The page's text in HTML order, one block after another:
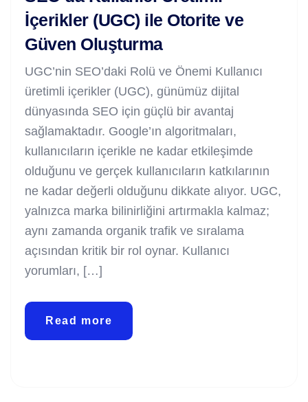
İçerikler (UGC) ile Otorite ve
Güven Oluşturma
UGC’nin SEO’daki Rolü ve Önemi Kullanıcı
üretimli içerikler (UGC), günümüz dijital
dünyasında SEO için güçlü bir avantaj
sağlamaktadır. Google’ın algoritmaları,
kullanıcıların içerikle ne kadar etkileşimde
olduğunu ve gerçek kullanıcıların katkılarının
ne kadar değerli olduğunu dikkate alıyor. UGC,
yalnızca marka bilinirliğini artırmakla kalmaz;
aynı zamanda organik trafik ve sıralama
açısından kritik bir rol oynar. Kullanıcı
yorumları, […]
Read more